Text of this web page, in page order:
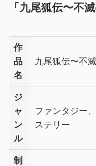
「九尾狐伝〜不
作
品
名
九尾狐伝〜不
ジ
ャ
ン
ル
ファンタジー
ステリー
制